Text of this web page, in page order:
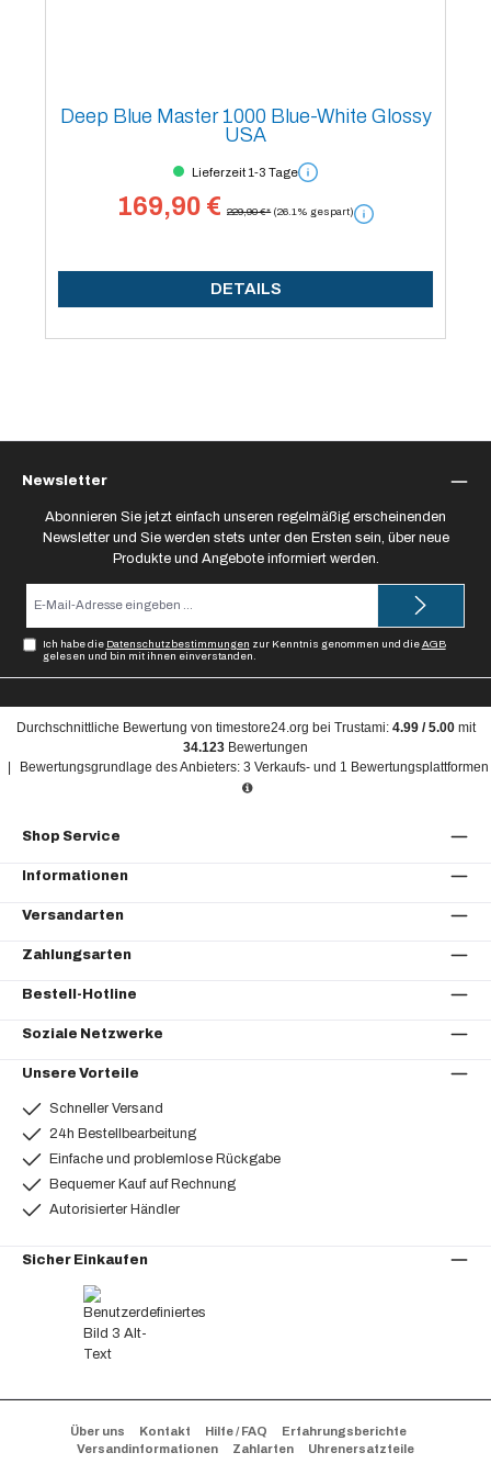
Deep Blue Master 1000 Blue-White Glossy
USA
Lieferzeit 1-3 Tage
169,90 € 229,90 €* (26.1% gespart)
DETAILS
Durchschnittliche Bewertung von timestore24.org bei Trustami: 4.99/5.00mit
34.123 Bewertungen
|
Bewertungsgrundlage des Anbieters: 3 Verkaufs- und 1 Bewertungsplattformen
Newsletter
Abonnieren Sie jetzt einfach unseren regelmäßig erscheinenden
Newsletter und Sie werden stets unter den Ersten sein, über neue
Produkte und Angebote informiert werden.
Ich habe die Datenschutzbestimmungen zur Kenntnis genommen und dieAGB
gelesen und bin mit ihnen einverstanden.
Shop Service
Informationen
Versandarten
Zahlungsarten
Bestell-Hotline
Soziale Netzwerke
Unsere Vorteile
Schneller Versand
24h Bestellbearbeitung
Einfache und problemlose Rückgabe
Bequemer Kauf auf Rechnung
Autorisierter Händler
Sicher Einkaufen
Über uns Kontakt Hilfe / FAQ
Erfahrungsberichte
Versandinformationen
Zahlarten Uhrenersatzteile